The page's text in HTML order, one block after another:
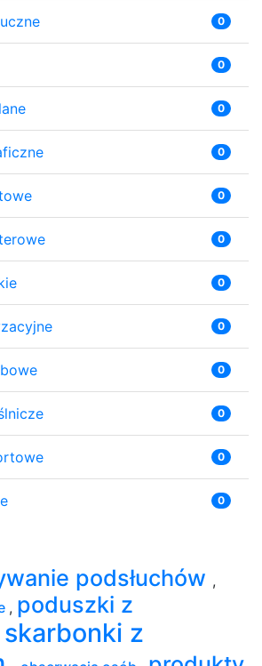
0
0
0
0
0
0
0
0
0
0
0
0
podsłuchów ,
, poduszki z
skarbonki z